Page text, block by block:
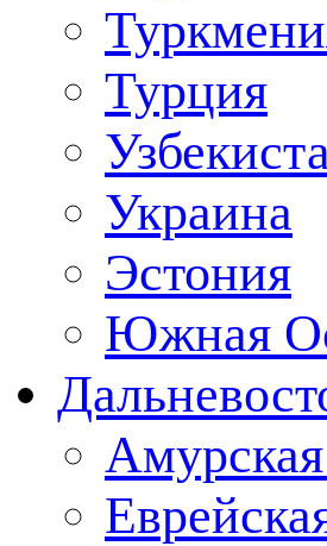
Турция
Украина
Эстония
Южная